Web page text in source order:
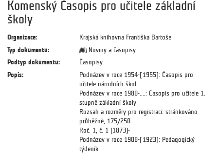
Komenský Časopis pro učitele základní
školy
Organizace:
Krajská knihovna Františka Bartoše
Typ dokumentu:
Noviny a časopisy
Podtyp dokumentu:
Časopisy
Popis:
Podnázev v roce 1954-[1955]: Časopis pro
učitele národních škol
Podnázev v roce 1980-....: Časopis pro učitele 1.
stupně základní školy
Rozsah a rozměry pro registraci: stránkováno
průběžně, 175/250
Roč. 1, č. 1 (1873)-
Podnázev v roce 1908-[1923]: Pedagogický
týdeník